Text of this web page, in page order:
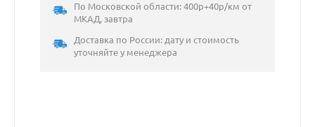
По Московской области: 400р+40р/км от
МКАД, завтра
Доставка по России: дату и стоимость
уточняйте у менеджера